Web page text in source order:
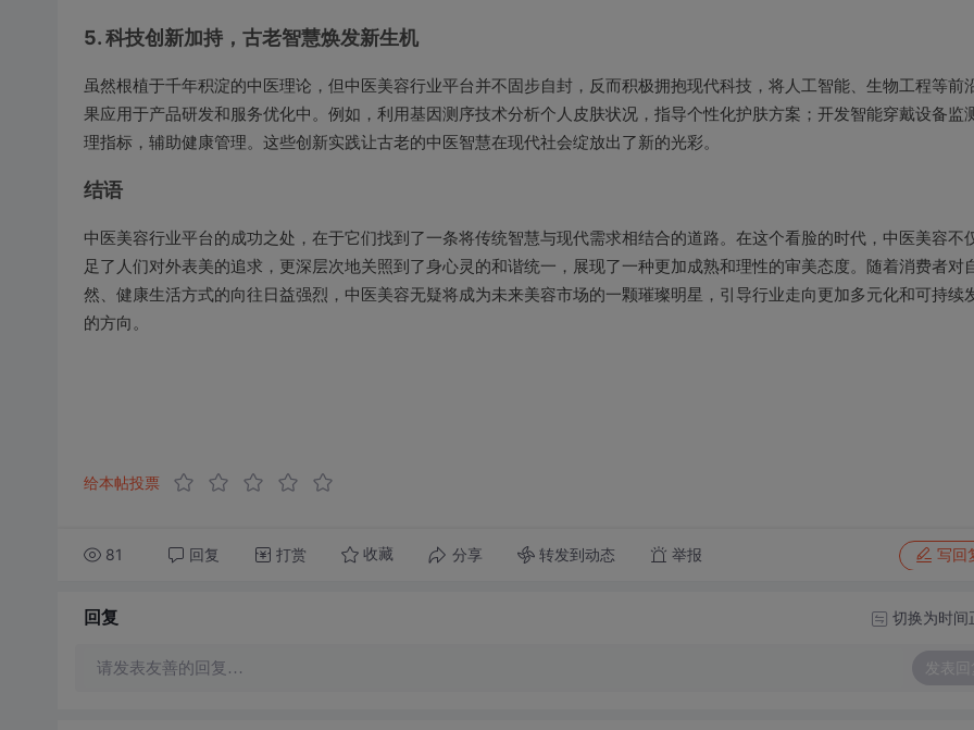
5.科技创新加持，古老智慧焕发新生机
虽然根植于千年积淀的中医理论，但中医美容行业平台并不固步自封，反而积极拥抱现代科技，将人工智能、生物工程等前
果应用于产品研发和服务优化中。例如，利用基因测序技术分析个人皮肤状况，指导个性化护肤方案；开发智能穿戴设备监
理指标，辅助健康管理。这些创新实践让古老的中医智慧在现代社会绽放出了新的光彩。
结语
中医美容行业平台的成功之处，在于它们找到了一条将传统智慧与现代需求相结合的道路。在这个看脸的时代，中医美容不
足了人们对外表美的追求，更深层次地关照到了身心灵的和谐统一，展现了一种更加成熟和理性的审美态度。随着消费者对
然、健康生活方式的向往日益强烈，中医美容无疑将成为未来美容市场的一颗璀璨明星，引导行业走向更加多元化和可持续
的方向。
给本帖投票
81 回复 打赏 收藏 分享 转发到动态 举报 写回
回复 切换为时间
请发表友善的回复… 发表回